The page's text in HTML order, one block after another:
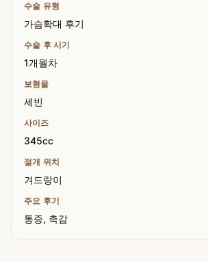
수술 유형
가슴확대 후기
수술 후 시기
1개월차
보형물
세빈
사이즈
345cc
절개 위치
겨드랑이
주요 후기
통증, 촉감